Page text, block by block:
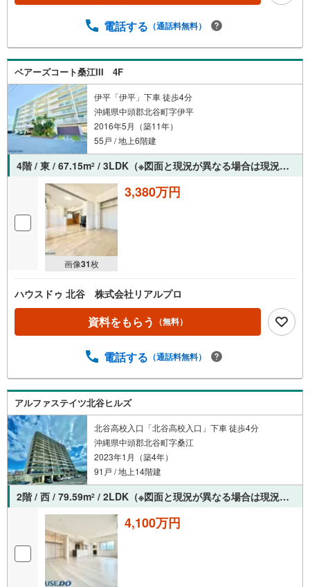
電話する （通話料無料）
ベアーズコート桑江III 4F
伊平「伊平」下車 徒歩4分
沖縄県中頭郡北谷町字伊平
2016年5月（築11年）
55戸 / 地上6階建
4階 / 東 / 67.15m2 / 3LDK（※図面と現況が異なる場合は現況を優先させていただきます。）
画像31枚
3,380万円
ハウスドゥ 北谷 株式会社リアルプロ
資料をもらう （無料）
電話する （通話料無料）
アルファステイツ北谷ヒルズ
北谷高校入口「北谷高校入口」下車 徒歩4分
沖縄県中頭郡北谷町字桑江
2023年1月（築4年）
91戸 / 地上14階建
2階 / 西 / 79.59m2 / 2LDK（※図面と現況が異なる場合は現況を優先させていただきます。）
4,100万円